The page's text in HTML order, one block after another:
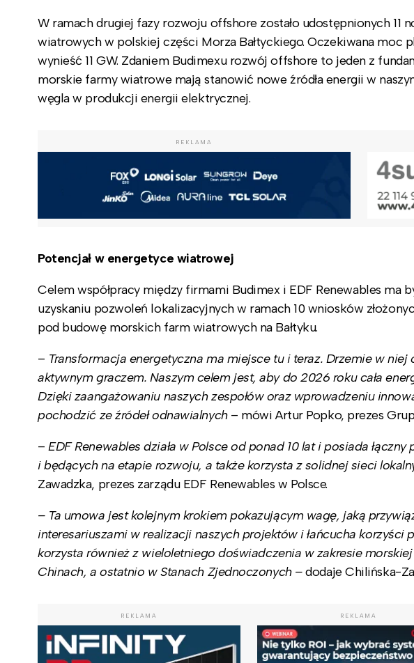
W ramach drugiej fazy rozwoju offshore zostało udostępnionych
wiatrowych w polskiej części Morza Bałtyckiego. Oczekiwana moc
wynieść 11 GW. Zdaniem Budimexu rozwój offshore to jeden z
morskie farmy wiatrowe mają stanowić nowe źródła energii w
węgla w produkcji energii elektrycznej.
REKLAMA
Potencjał w energetyce wiatrowej
Celem współpracy między firmami Budimex i EDF Renewables ma
uzyskaniu pozwoleń lokalizacyjnych w ramach 10 wniosków
pod budowę morskich farm wiatrowych na Bałtyku.
– Transformacja energetyczna ma miejsce tu i teraz. Drzemie w
aktywnym graczem. Naszym celem jest, aby do 2026 roku cała
Dzięki zaangażowaniu naszych zespołów oraz wprowadzeniu
pochodzić ze źródeł odnawialnych – mówi Artur Popko, prezes
–EDF Renewables działa w Polsce od ponad 10 lat i posiada
i będących na etapie rozwoju, a także korzysta z solidnej sieci
Zawadzka, prezes zarządu EDF Renewables w Polsce.
– Ta umowa jest kolejnym krokiem pokazującym wagę, jaką
interesariuszami w realizacji naszych projektów i łańcucha korzyści
korzysta również z wieloletniego doświadczenia w zakresie
Chinach, a ostatnio w Stanach Zjednoczonych –dodaje Chilińska-
REKLAMA REKLAMA